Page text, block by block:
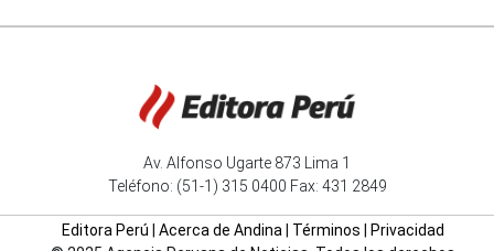
Av. Alfonso Ugarte 873 Lima 1
Teléfono: (51-1) 315 0400 Fax: 431 2849
Editora Perú Acerca de Andina| Términos
Privacidad